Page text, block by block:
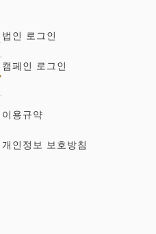
법인 로그인
캠페인 로그인
이용규약
개인정보 보호방침